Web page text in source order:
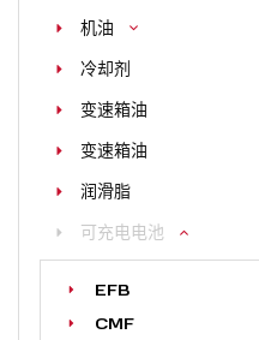
机油
冷却剂
变速箱油
变速箱油
润滑脂
可充电电池
EFB
CMF